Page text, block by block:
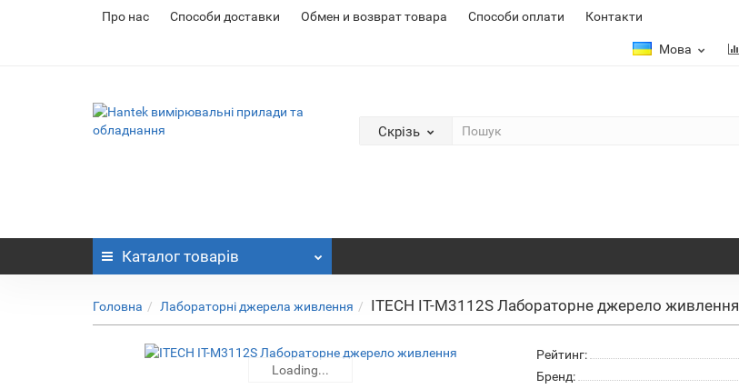
Про нас Cпособи доставки Обмен и возврат товара Способи оплати Контакти
Мова
Скрізь
Каталог товарів
Головна Лабораторні джерела живлення ITECH IT-M3112S Лабораторне джерело живлення
Loading...
Loading...
Рейтинг:
Бренд: